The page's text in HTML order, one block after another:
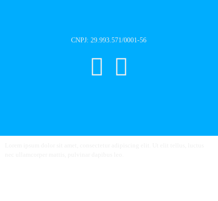
CNPJ: 29.993.571/0001-56